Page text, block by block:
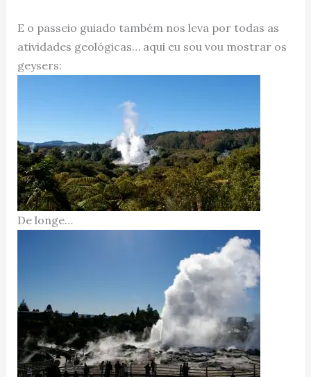
E o passeio guiado também nos leva por todas as
atividades geológicas… aqui eu sou vou mostrar os
geysers:
De longe…